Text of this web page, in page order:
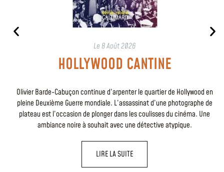
Le 8 Août 2026
HOLLYWOOD CANTINE
Olivier Barde-Cabuçon continue d’arpenter le quartier de Hollywood en
pleine Deuxième Guerre mondiale. L’assassinat d’une photographe de
plateau est l’occasion de plonger dans les coulisses du cinéma. Une
ambiance noire à souhait avec une détective atypique.
LIRE LA SUITE